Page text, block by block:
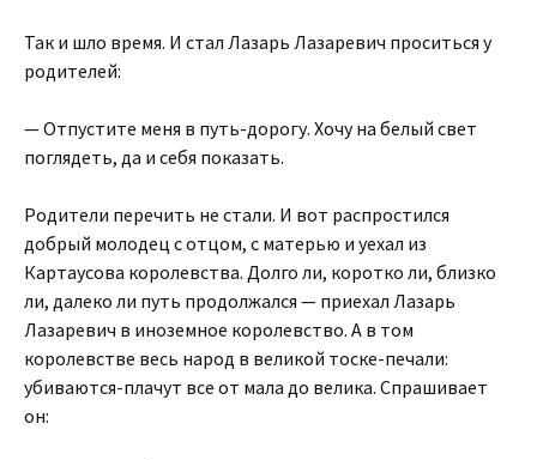
Так и шло время. И стал Лазарь Лазаревич проситься у
родителей:
— Отпустите меня в путь-дорогу. Хочу на белый свет
поглядеть, да и себя показать.
Родители перечить не стали. И вот распростился
добрый молодец с отцом, с матерью и уехал из
Картаусова королевства. Долго ли, коротко ли, близко
ли, далеко ли путь продолжался — приехал Лазарь
Лазаревич в иноземное королевство. А в том
королевстве весь народ в великой тоске-печали:
убиваются-плачут все от мала до велика. Спрашивает
он: